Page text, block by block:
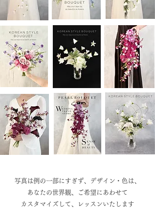
写真は例の一部にすぎず、デザイン・色は、
​あなたの世界観、ご希望にあわせて
カスタマイズして、レッスンいたします